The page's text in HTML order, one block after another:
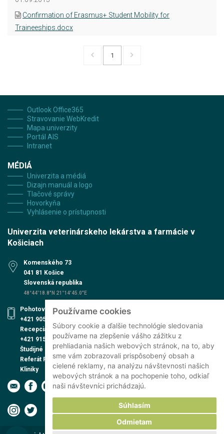
Používame cookies
Súbory cookie a ďalšie technológie sledovania
používame na zlepšenie vášho zážitku z
prehliadania našich webových stránok, na to, aby
sme vám zobrazovali prispôsobený obsah a
cielené reklamy, na analýzu návštevnosti našich
webových stránok a na pochopenie toho, odkiaľ
naši návštevníci prichádzajú.
Súhlasím
Odmietam
Confirmation of Erasmus+ Student Mobility for
Traineeships.docx
1
Outlook Office365
Stravovanie WebKredit
Mapa univerzity
Portál AIS
Intranet
MÉDIÁ
Univerzita a médiá
Dizajn manuál a logo
Tlačové správy
Hovorkyňa
Vyhlásenie o prístupnosti
Univerzita veterinárskeho lekárstva a farmácie v
Košiciach
Komenského 73
041 81 Košice
Slovenská republika
48°44'18.8"N 21°14'45.0"E
Pohotovosť UVN
+421 905 579 559
Recepcia UVN
+421 915 991 474
Študijné oddelenie
Referát PhD. štúdia
Kliniky